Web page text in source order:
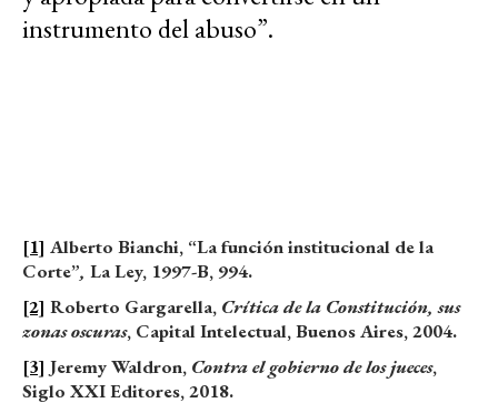
instrumento del abuso”.
[1] Alberto Bianchi, “La función institucional de la
Corte”, La Ley, 1997-B, 994.
[2] Roberto Gargarella, Crítica de la Constitución, sus
zonas oscuras, Capital Intelectual, Buenos Aires, 2004.
[3] Jeremy Waldron, Contra el gobierno de los jueces,
Siglo XXI Editores, 2018.